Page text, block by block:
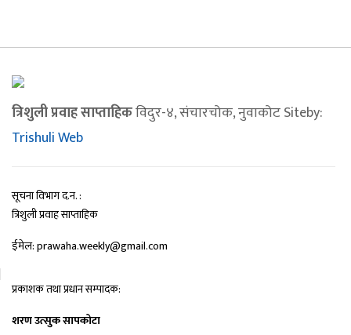
त्रिशुली प्रवाह साप्ताहिकविदुर-४, संचारचोक, नुवाकोट Siteby:
Trishuli Web
सूचना विभाग द.न. :
त्रिशुली प्रवाह साप्ताहिक
ईमेल: prawaha.weekly@gmail.com
प्रकाशक तथा प्रधान सम्पादक:
शरण उत्सुक सापकोटा